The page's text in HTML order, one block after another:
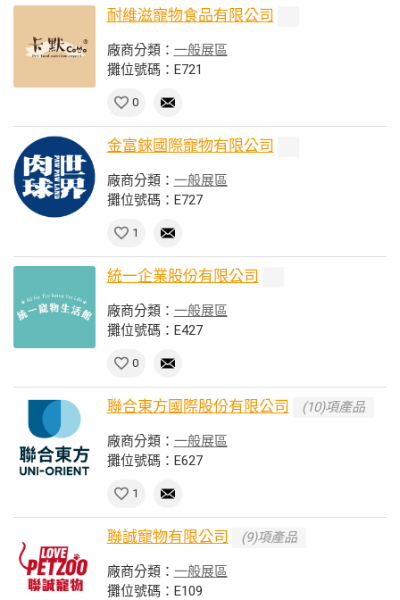
耐維滋寵物食品有限公司
廠商分類： 一般展區
攤位號碼：E721
0
金富錸國際寵物有限公司
廠商分類： 一般展區
攤位號碼：E727
1
統一企業股份有限公司
廠商分類： 一般展區
攤位號碼：E427
0
聯合東方國際股份有限公司 (10)項產品
廠商分類： 一般展區
攤位號碼：E627
1
聯誠寵物有限公司 (9)項產品
廠商分類： 一般展區
攤位號碼：E109